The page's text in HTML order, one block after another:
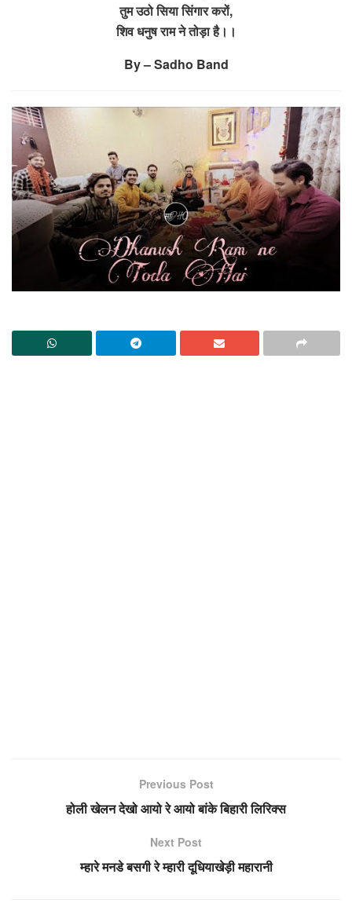
तुम उठो सिया सिंगार करों,
शिव धनुष राम ने तोड़ा है।।
By – Sadho Band
Previous Post
होली खेलन देखो आयो रे आयो बांके बिहारी लिरिक्स
Next Post
म्हारे मनडे बसगी रे म्हारी दूधियाखेड़ी महारानी